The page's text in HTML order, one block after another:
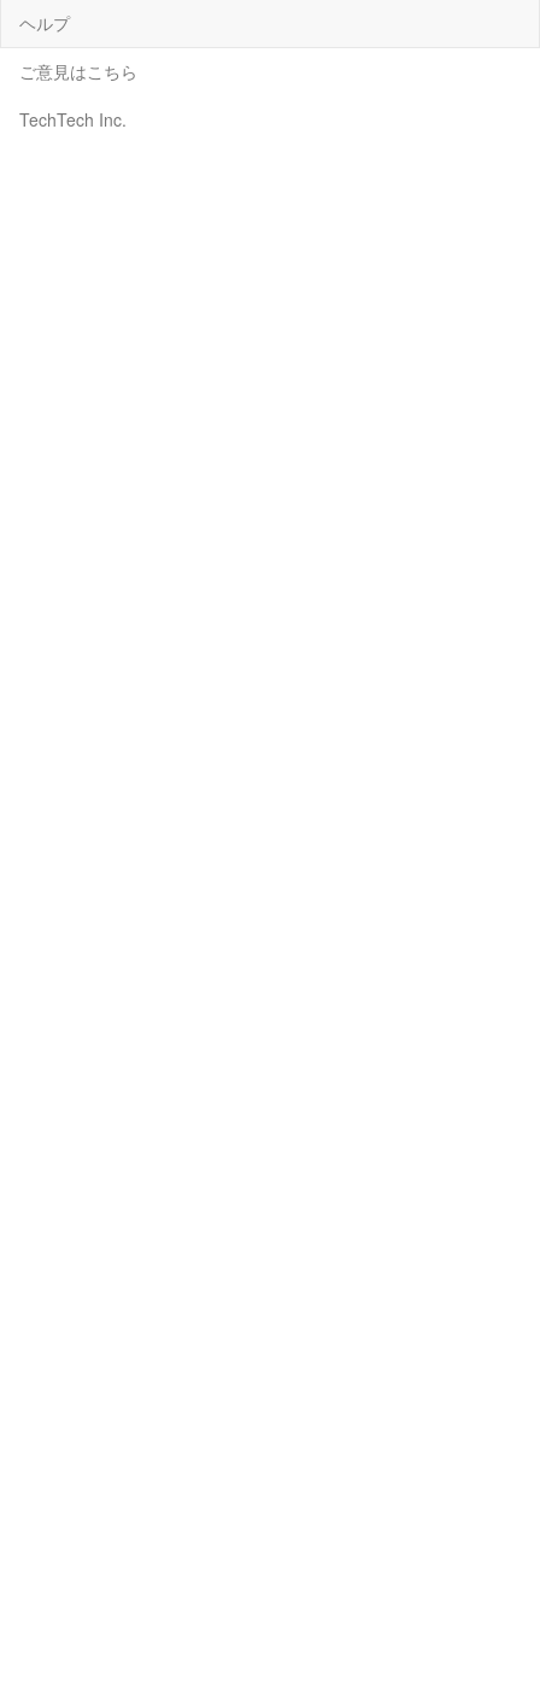
ヘルプ
ご意見はこちら
TechTech Inc.